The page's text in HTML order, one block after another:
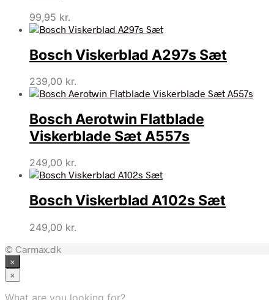
99,95 kr.
Bosch Viskerblad A297s Sæt
239,00 kr.
Bosch Aerotwin Flatblade
Viskerblade Sæt A557s
249,00 kr.
Bosch Viskerblad A102s Sæt
249,00 kr.
© Carmax.dk
×
×
What are you looking for?